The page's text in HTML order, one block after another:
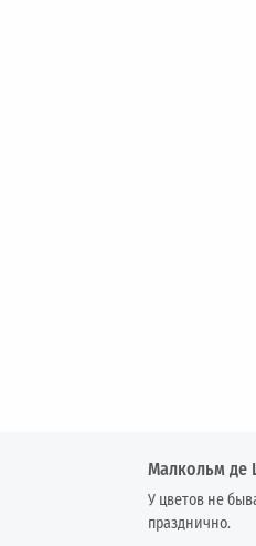
Малкольм де
У цветов не
празднично.